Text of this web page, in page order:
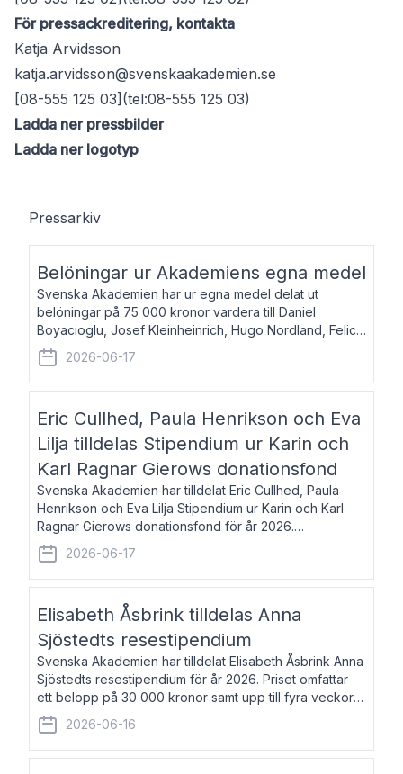
För pressackreditering, kontakta
Katja Arvidsson
katja.arvidsson@svenskaakademien.se
[08-555 125 03](tel:08-555 125 03)
Ladda ner pressbilder
Ladda ner logotyp
Pressarkiv
Belöningar ur Akademiens egna medel
Svenska Akademien har ur egna medel delat ut
belöningar på 75 000 kronor vardera till Daniel
Boyacioglu, Josef Kleinheinrich, Hugo Nordland, Felicia
Stenroth och Svante Strandberg. Daniel Boyacioglu,
född 1981, är poet och scenartist. Josef
2026-06-17
Eric Cullhed, Paula Henrikson och Eva
Lilja tilldelas Stipendium ur Karin och
Karl Ragnar Gierows donationsfond
Svenska Akademien har tilldelat Eric Cullhed, Paula
Henrikson och Eva Lilja Stipendium ur Karin och Karl
Ragnar Gierows donationsfond för år 2026.
Stipendiebeloppet är på 70 000 kronor vardera. Eric
Cullhed, född 1985, är professor i grekis
2026-06-17
Elisabeth Åsbrink tilldelas Anna
Sjöstedts resestipendium
Svenska Akademien har tilldelat Elisabeth Åsbrink Anna
Sjöstedts resestipendium för år 2026. Priset omfattar
ett belopp på 30 000 kronor samt upp till fyra veckors
fri vistelse i Akademiens lägenhet i Berlin. Elisabeth
Åsbrink, född 1965 oc
2026-06-16